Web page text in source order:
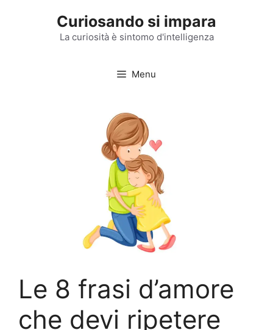
Curiosando si impara
La curiosità è sintomo d'intelligenza
Menu
Le 8 frasi d’amore
che devi ripetere